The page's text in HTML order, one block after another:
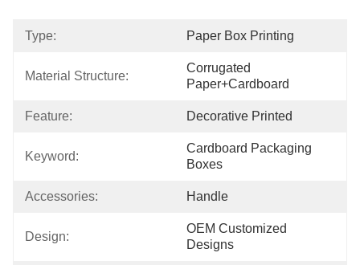
Type: Paper Box Printing
Material Structure:
Corrugated
Paper+cardboard
Feature: Decorative Printed
Keyword:
Cardboard Packaging
Boxes
Accessories: Handle
Design:
OEM Customized
Designs